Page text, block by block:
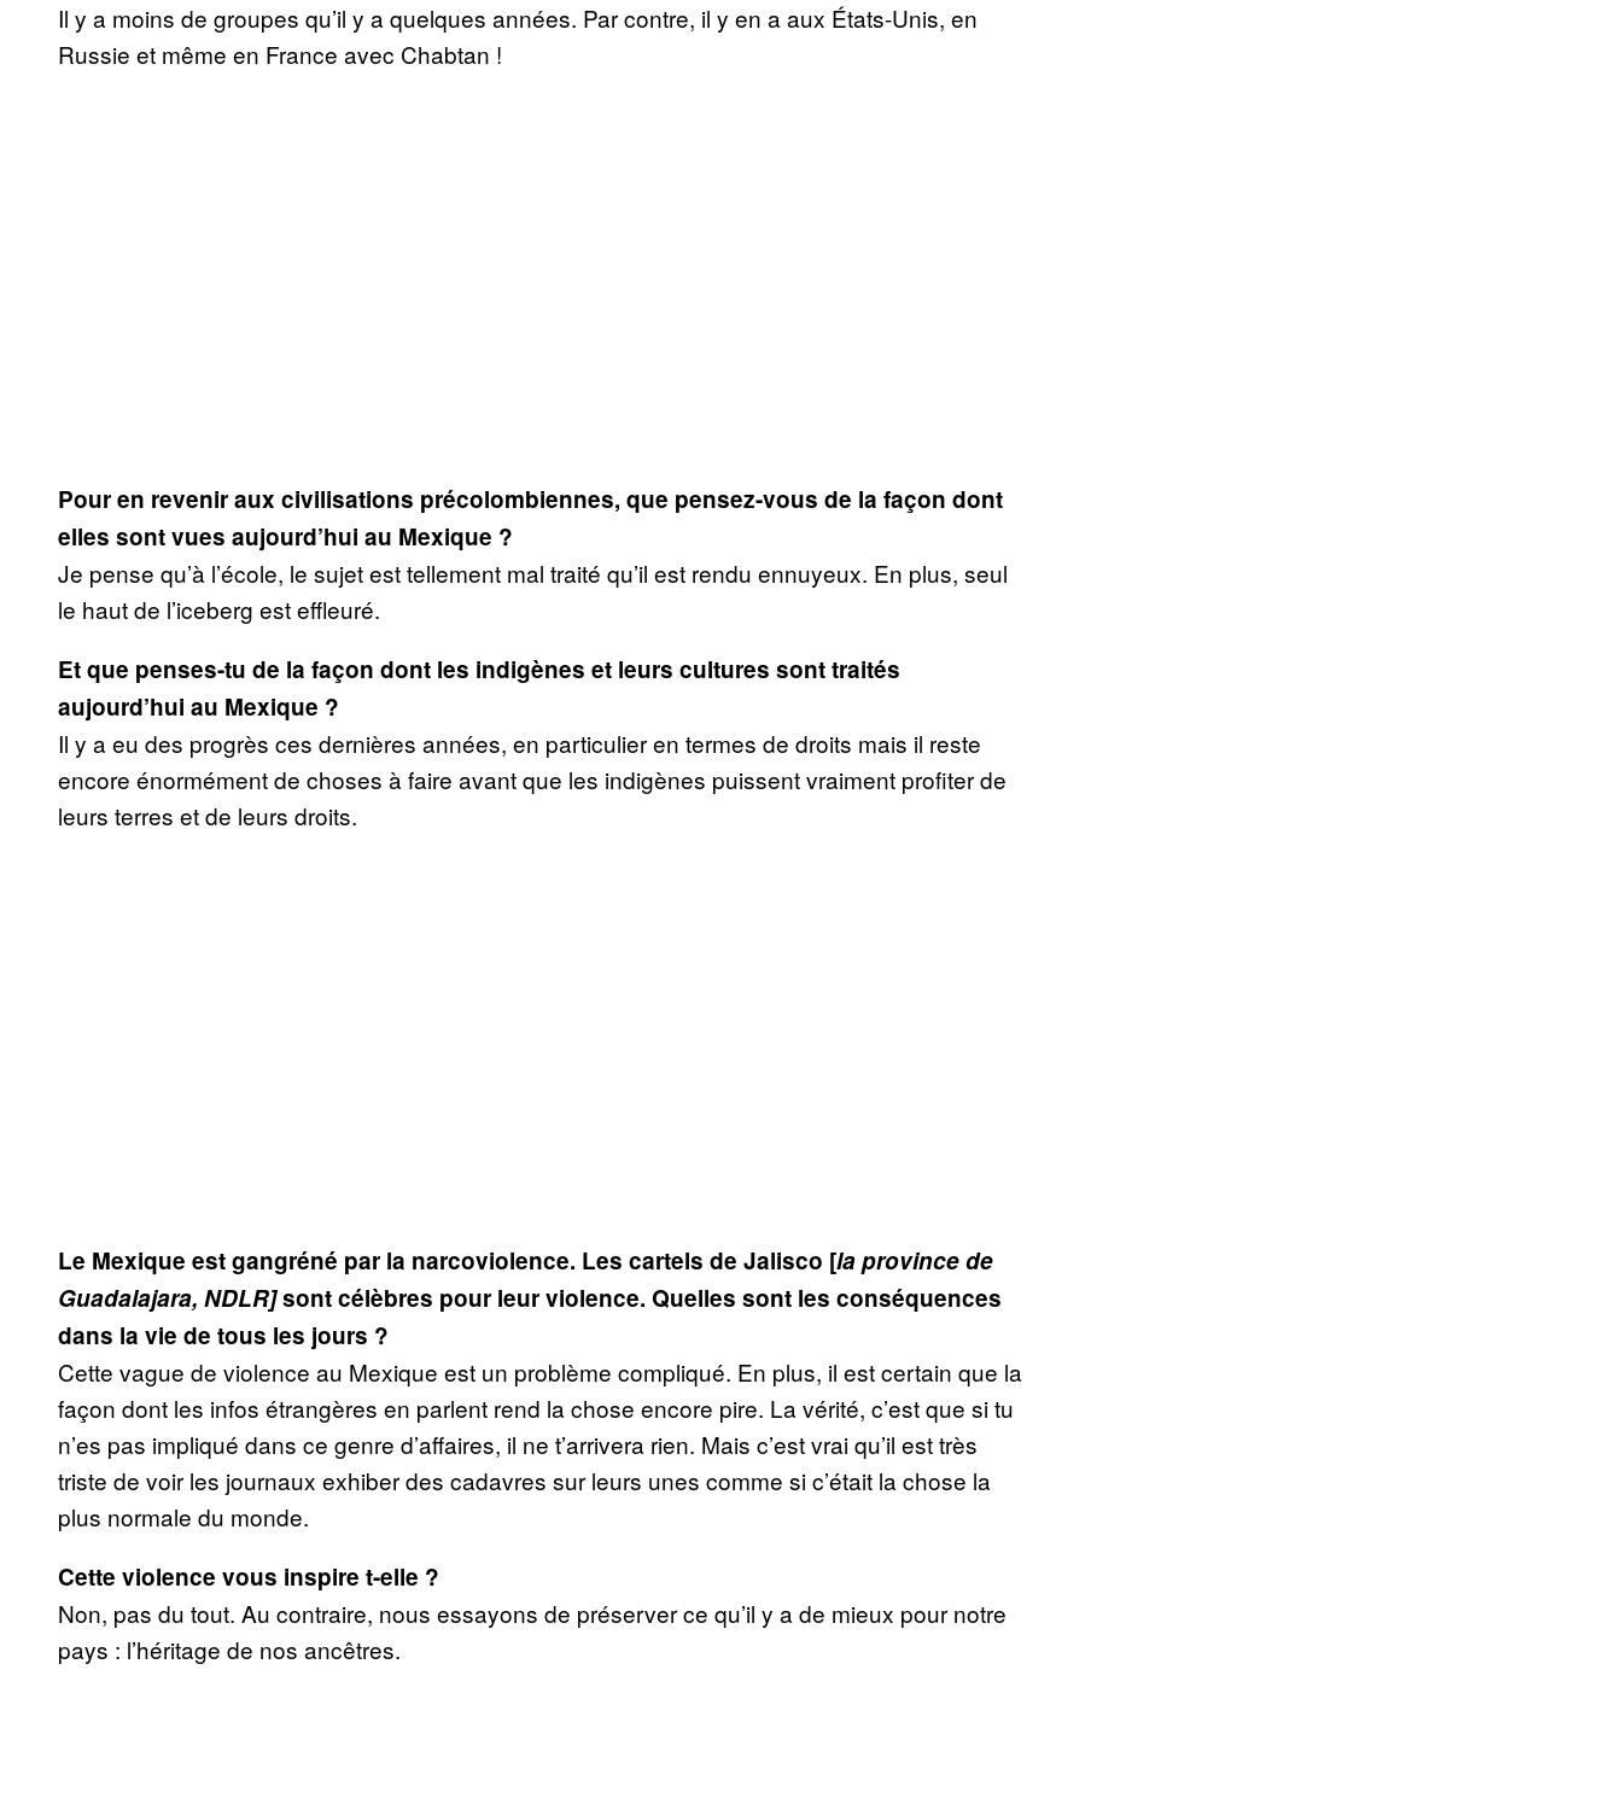
Il y a moins de groupes qu’il y a quelques années. Par contre, il y en a aux États-Unis, en
Russie et même en France avec Chabtan !
Pour en revenir aux civilisations précolombiennes, que pensez-vous de la façon dont
elles sont vues aujourd’hui au Mexique ?
Je pense qu’à l’école, le sujet est tellement mal traité qu’il est rendu ennuyeux. En plus, seul
le haut de l’iceberg est effleuré.
Et que penses-tu de la façon dont les indigènes et leurs cultures sont traités
aujourd’hui au Mexique ?
Il y a eu des progrès ces dernières années, en particulier en termes de droits mais il reste
encore énormément de choses à faire avant que les indigènes puissent vraiment profiter de
leurs terres et de leurs droits.
Le Mexique est gangréné par la narcoviolence. Les cartels de Jalisco [la province de
Guadalajara, NDLR]sont célèbres pour leur violence. Quelles sont les conséquences
dans la vie de tous les jours ?
Cette vague de violence au Mexique est un problème compliqué. En plus, il est certain que la
façon dont les infos étrangères en parlent rend la chose encore pire. La vérité, c’est que si tu
n’es pas impliqué dans ce genre d’affaires, il ne t’arrivera rien. Mais c’est vrai qu’il est très
triste de voir les journaux exhiber des cadavres sur leurs unes comme si c’était la chose la
plus normale du monde.
Cette violence vous inspire t-elle ?
Non, pas du tout. Au contraire, nous essayons de préserver ce qu’il y a de mieux pour notre
pays : l’héritage de nos ancêtres.